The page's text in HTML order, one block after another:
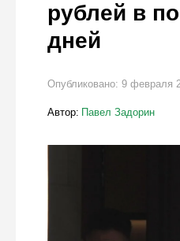
рублей в
дней
Опубликовано: 9 февраля
Автор: Павел Задорин